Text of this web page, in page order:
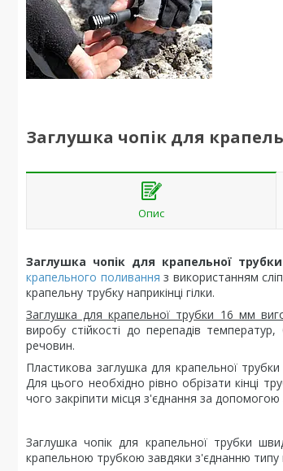
Заглушка чопік для
Опис
Заглушка чопік для крапельної
крапельного поливання з використанням
крапельну трубку наприкінці гілки.
Заглушка для крапельної трубки 16 мм
виробу стійкості до перепадів
речовин.
Пластикова заглушка для крапельної
Для цього необхідно рівно обрізати кінці
чого закріпити місця з'єднання за допомогою
Заглушка чопік для крапельної трубки
крапельною трубкою завдяки з'єднанню